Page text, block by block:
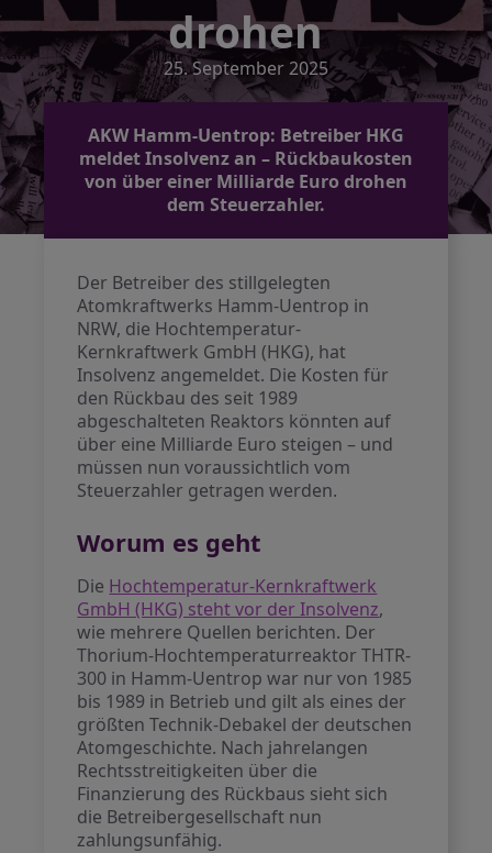
drohen
25. September 2025
AKW Hamm-Uentrop: Betreiber HKG
meldet Insolvenz an – Rückbaukosten
von über einer Milliarde Euro drohen
dem Steuerzahler.
Der Betreiber des stillgelegten
Atomkraftwerks Hamm-Uentrop in
NRW, die Hochtemperatur-
Kernkraftwerk GmbH (HKG), hat
Insolvenz angemeldet. Die Kosten für
den Rückbau des seit 1989
abgeschalteten Reaktors könnten auf
über eine Milliarde Euro steigen – und
müssen nun voraussichtlich vom
Steuerzahler getragen werden.
Worum es geht
Die Hochtemperatur-Kernkraftwerk
GmbH (HKG) steht vor der Insolvenz,
wie mehrere Quellen berichten. Der
Thorium-Hochtemperaturreaktor THTR-
300 in Hamm-Uentrop war nur von 1985
bis 1989 in Betrieb und gilt als eines der
größten Technik-Debakel der deutschen
Atomgeschichte. Nach jahrelangen
Rechtsstreitigkeiten über die
Finanzierung des Rückbaus sieht sich
die Betreibergesellschaft nun
zahlungsunfähig.